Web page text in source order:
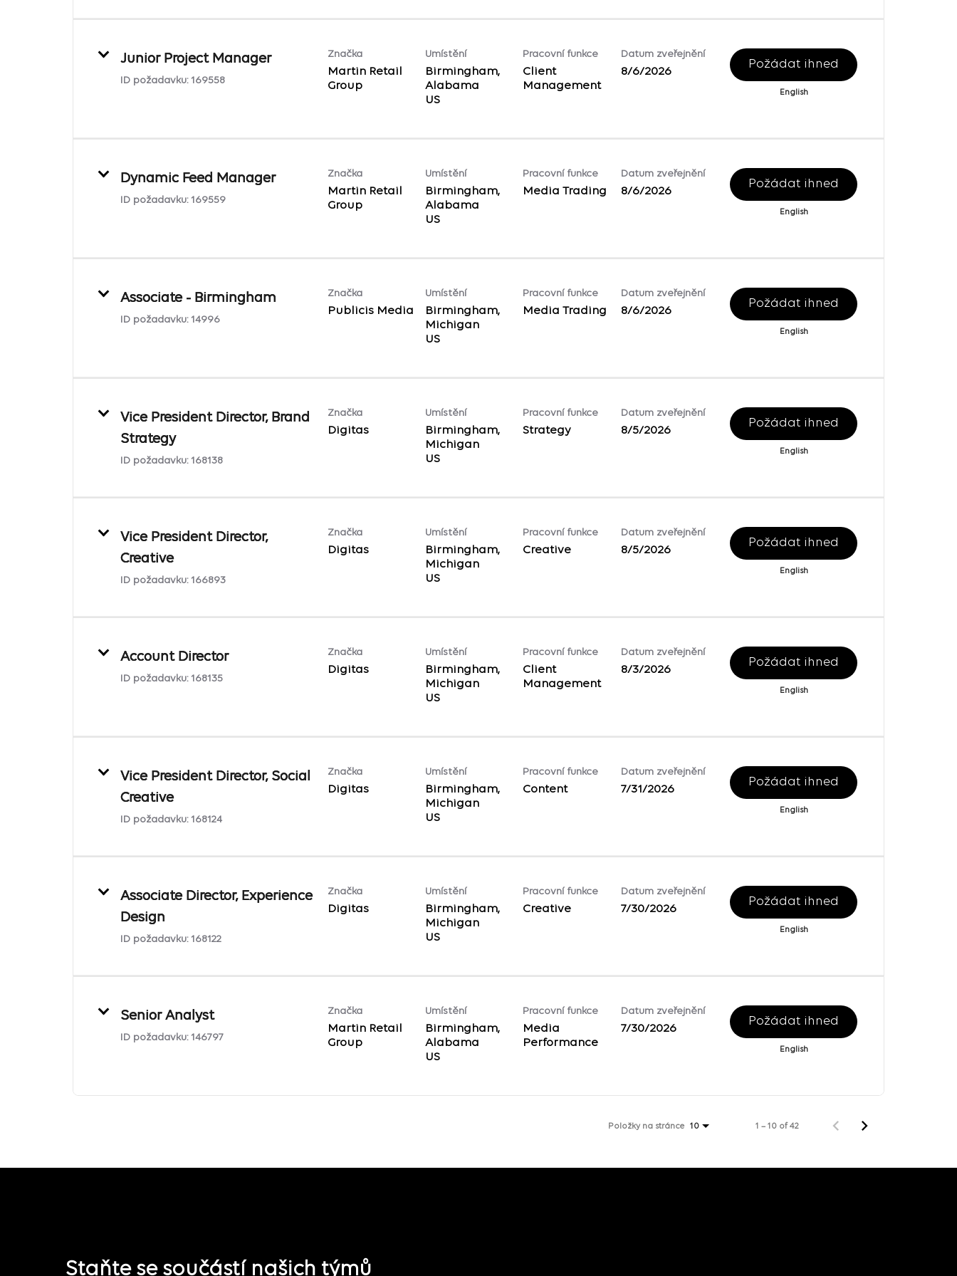
Junior Project Manager
ID požadavku: 169558
Značka
Martin Retail
Group
Umístění
Birmingham,
Alabama
Pracovní funkce
Client
Management
Datum zveřejnění
8/6/2026
Požádat ihned
English
Dynamic Feed Manager
ID požadavku: 169559
Značka
Martin Retail
Group
Umístění
Birmingham,
Alabama
Pracovní funkce
Media Trading
Datum zveřejnění
8/6/2026
Požádat ihned
English
Associate - Birmingham
ID požadavku: 14996
Značka
Publicis Media
Umístění
Birmingham,
Michigan
Pracovní funkce
Media Trading
Datum zveřejnění
8/6/2026
Požádat ihned
English
Vice President Director, Brand
Strategy
ID požadavku: 168138
Značka
Digitas
Umístění
Birmingham,
Michigan
Pracovní funkce
Strategy
Datum zveřejnění
8/5/2026
Požádat ihned
English
Vice President Director,
Creative
ID požadavku: 166893
Značka
Digitas
Umístění
Birmingham,
Michigan
Pracovní funkce
Creative
Datum zveřejnění
8/5/2026
Požádat ihned
English
Account Director
ID požadavku: 168135
Značka
Digitas
Umístění
Birmingham,
Michigan
Pracovní funkce
Client
Management
Datum zveřejnění
8/3/2026
Požádat ihned
English
Vice President Director, Social
Creative
ID požadavku: 168124
Značka
Digitas
Umístění
Birmingham,
Michigan
Pracovní funkce
Content
Datum zveřejnění
7/31/2026
Požádat ihned
English
Associate Director, Experience
Design
ID požadavku: 168122
Značka
Digitas
Umístění
Birmingham,
Michigan
Pracovní funkce
Creative
Datum zveřejnění
7/30/2026
Požádat ihned
English
Senior Analyst
ID požadavku: 146797
Značka
Martin Retail
Group
Umístění
Birmingham,
Alabama
Pracovní funkce
Media
Performance
Datum zveřejnění
7/30/2026
Požádat ihned
English
Položky na stránce 10 1 – 10 of 42
Staňte se součástí našich týmů